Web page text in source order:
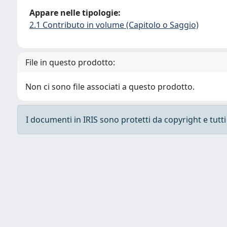
Appare nelle tipologie:
2.1 Contributo in volume (Capitolo o Saggio)
File in questo prodotto:
Non ci sono file associati a questo prodotto.
I documenti in IRIS sono protetti da copyright e